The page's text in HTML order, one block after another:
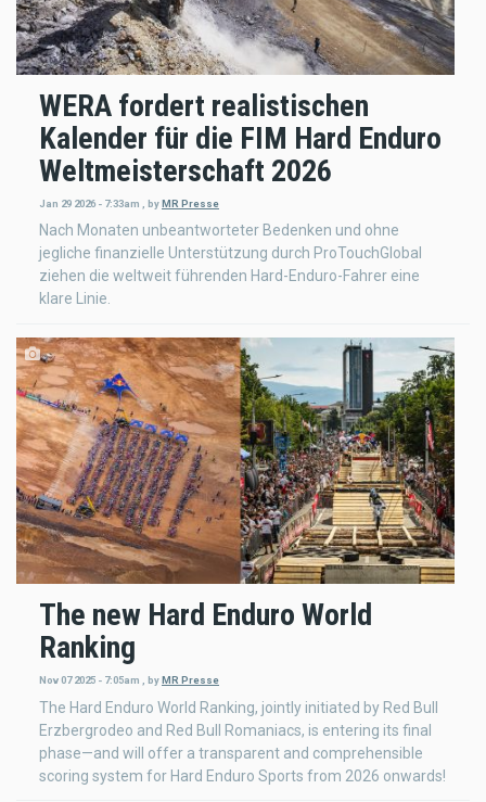
WERA fordert realistischen
Kalender für die FIM Hard Enduro
Weltmeisterschaft 2026
Jan 29 2026 - 7:33am byMR Presse
Nach Monaten unbeantworteter Bedenken und ohne
jegliche finanzielle Unterstützung durch ProTouchGlobal
ziehen die weltweit führenden Hard-Enduro-Fahrer eine
klare Linie.
The new Hard Enduro World
Ranking
Nov 07 2025 - 7:05am byMR Presse
The Hard Enduro World Ranking, jointly initiated by Red Bull
Erzbergrodeo and Red Bull Romaniacs, is entering its final
phase—and will offer a transparent and comprehensible
scoring system for Hard Enduro Sports from 2026 onwards!